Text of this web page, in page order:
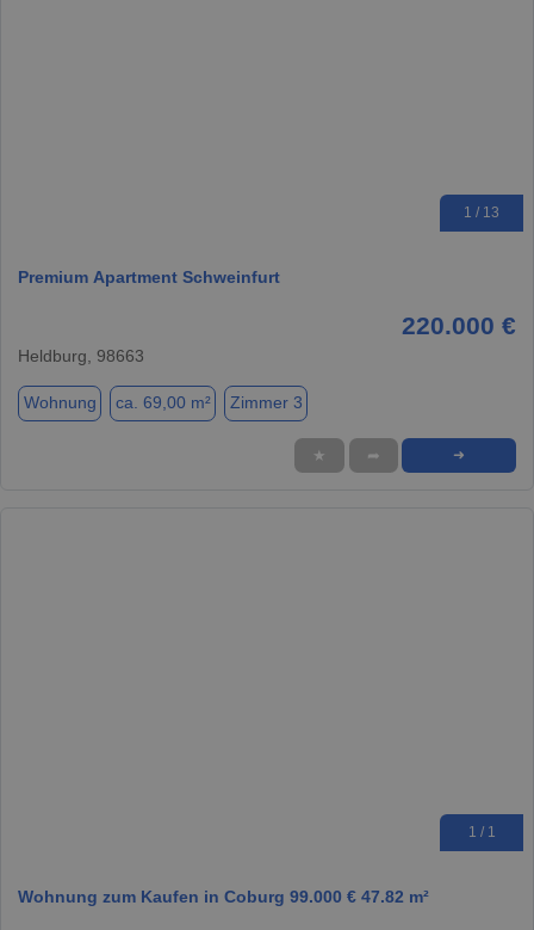
1 / 13
Premium Apartment Schweinfurt
220.000 €
Heldburg, 98663
Wohnung ca. 69,00 m² Zimmer 3
★ ➦ ➜
1 / 1
Wohnung zum Kaufen in Coburg 99.000 € 47.82 m²